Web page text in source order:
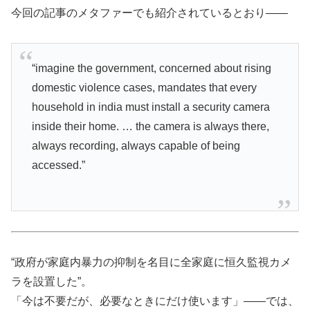
今回の記事のメタファーでも紹介されているとおり――
“imagine the government, concerned about rising
domestic violence cases, mandates that every
household in india must install a security camera
inside their home. … the camera is always there,
always recording, always capable of being
accessed.”
“政府が家庭内暴力の抑制を名目に全家庭に恒久監視カメ
ラを設置した”。
「今は不要だが、必要なときにだけ使います」――では、